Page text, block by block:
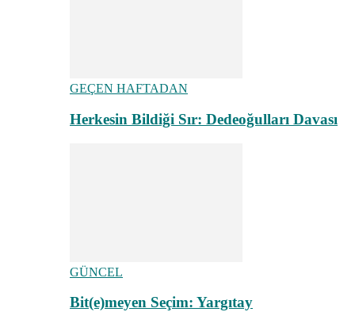
GEÇEN HAFTADAN
Herkesin Bildiği Sır: Dedeoğulları Davası
GÜNCEL
Bit(e)meyen Seçim: Yargıtay